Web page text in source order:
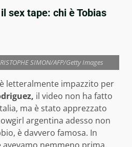
sex tape: chi è Tobias
SIMON/AFP/Getty Images
letteralmente impazzito per
il video non ha fatto
ma è stato apprezzato
argentina adesso non
è davvero famosa. In